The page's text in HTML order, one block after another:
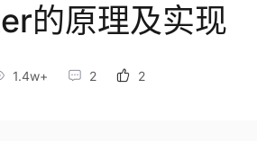
的原理及实现
1.4w+ 2 2